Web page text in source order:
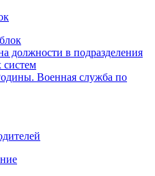
должности в подразделения
систем
Военная служба по